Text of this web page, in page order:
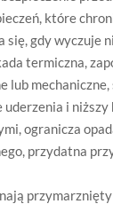
które
gdy wyczuje
termiczna,
i niższy
ogranicza
przydatna